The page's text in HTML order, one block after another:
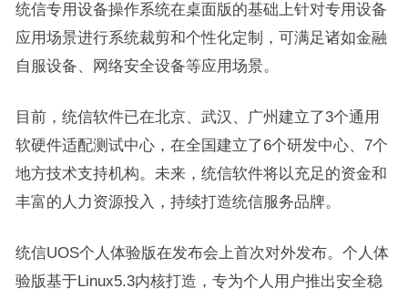
统信专用设备操作系统在桌面版的基础上针对专用设备
应用场景进行系统裁剪和个性化定制，可满足诸如金融
自服设备、网络安全设备等应用场景。
目前，统信软件已在北京、武汉、广州建立了3个通用
软硬件适配测试中心，在全国建立了6个研发中心、7个
地方技术支持机构。未来，统信软件将以充足的资金和
丰富的人力资源投入，持续打造统信服务品牌。
统信UOS个人体验版在发布会上首次对外发布。个人体
验版基于Linux5.3内核打造，专为个人用户推出安全稳